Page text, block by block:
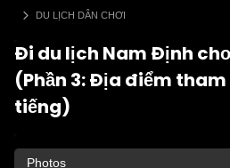
DU LỊCH DÂN CHƠI
Đi du lịch Nam Định
(Phần 3: Địa điểm
tiếng)